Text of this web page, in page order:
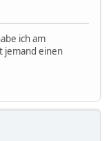
ich am
jemand einen